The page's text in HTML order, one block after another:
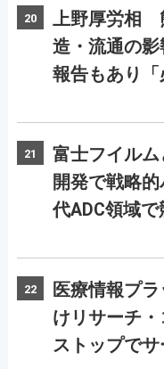
20
上野厚労相
造・流通の
報告もあり「
21
富士フイル
開発で戦略
代ADC領域で
22
医療情報プ
けリサーチ
ストップで